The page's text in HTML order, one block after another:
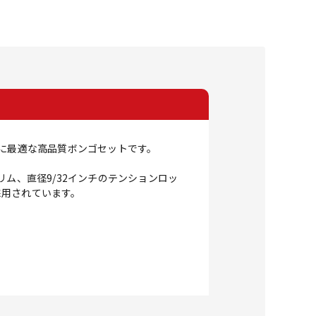
適な高品質ボンゴセットです。
ム、直径9/32インチのテンションロッ
されています。